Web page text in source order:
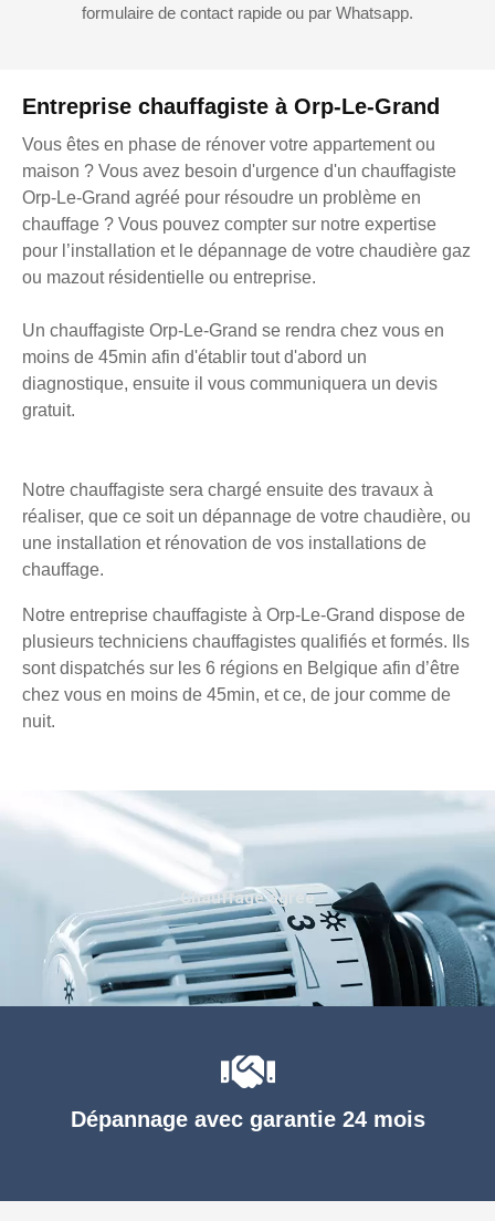
Entreprise chauffagiste à Orp-Le-Grand
Vous êtes en phase de rénover votre appartement ou
maison ? Vous avez besoin d'urgence d'un chauffagiste
Orp-Le-Grand agréé pour résoudre un problème en
chauffage ? Vous pouvez compter sur notre expertise
pour l’installation et le dépannage de votre chaudière gaz
ou mazout résidentielle ou entreprise.
Un chauffagiste Orp-Le-Grand se rendra chez vous en
moins de 45min afin d'établir tout d'abord un
diagnostique, ensuite il vous communiquera un devis
gratuit.
Notre chauffagiste sera chargé ensuite des travaux à
réaliser, que ce soit un dépannage de votre chaudière, ou
une installation et rénovation de vos installations de
chauffage.
Notre entreprise chauffagiste à Orp-Le-Grand dispose de
plusieurs techniciens chauffagistes qualifiés et formés. Ils
sont dispatchés sur les 6 régions en Belgique afin d’être
chez vous en moins de 45min, et ce, de jour comme de
nuit.
formulaire de contact rapide ou par Whatsapp.
Dépannage avec garantie 24 mois
Chauffage agréé